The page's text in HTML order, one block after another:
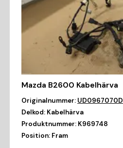
Mazda B2600 Kabelhärva
Originalnummer: UD0967070D
Delkod: Kabelhärva
Produktnummer: K969748
Position: Fram